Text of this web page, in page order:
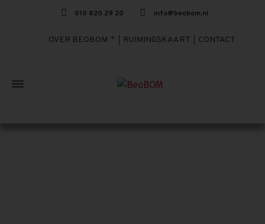
010 820 29 20 info@beobom.nl
OVER BEOBOM RUIMINGSKAART CONTACT